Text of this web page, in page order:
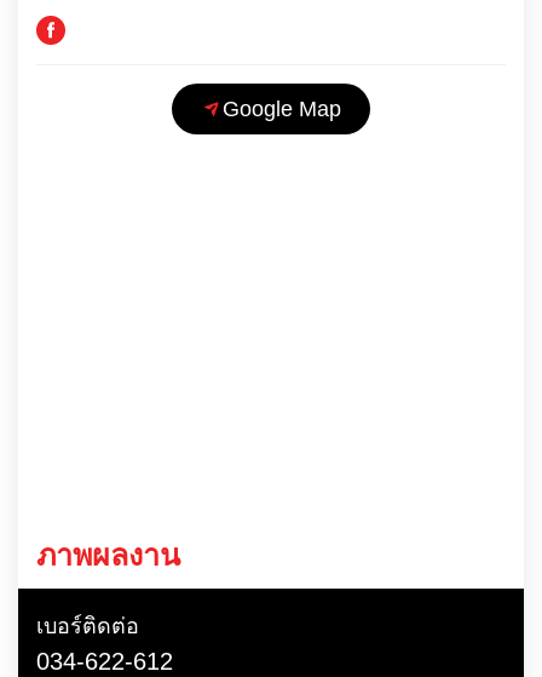
Google Map
ภาพผลงาน
เบอร์ติดต่อ
034-622-612